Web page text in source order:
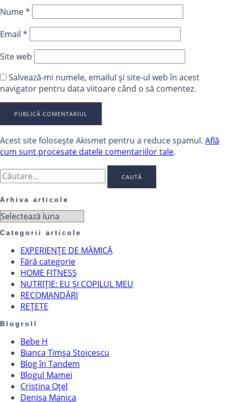
Nume*
Email *
Site web
Salvează-mi numele, emailul și site-ul web în acest
navigator pentru data viitoare când o să comentez.
Acest site folosește Akismet pentru a reduce spamul. Află
cum sunt procesate datele comentariilor tale.
Caută
după:
Arhiva articole
Arhiva
Categorii articole
EXPERIENȚE DE MĂMICĂ
Fără categorie
HOME FITNESS
NUTRIȚIE: EU ȘI COPILUL MEU
RECOMANDĂRI
REȚETE
Blogroll
Bebe H
Bianca Timșa Stoicescu
Blog în Tandem
Blogul Mamei
Cristina Oțel
Denisa Manica